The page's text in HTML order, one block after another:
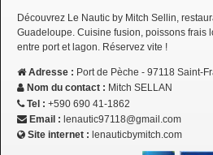
Découvrez Le Nautic by Mitch Sellin,
Guadeloupe. Cuisine fusion, poissons frais
entre port et lagon. Réservez vite !
Adresse : Port de Pèche - 97118 Saint-
Nom du contact : Mitch SELLAN
Tel : +590 690 41-1862
Email : lenautic97118@gmail.com
Site internet : lenauticbymitch.com